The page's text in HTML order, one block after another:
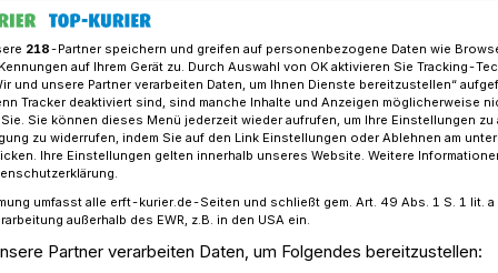
Krippenaufbau in der Klosterbasilika Knechtsteden
abgeschlossen
218-Partner speichern und greifen auf personenbezogene Daten wie
auf Ihrem Gerät zu. Durch Auswahl von OK aktivieren Sie Tracking-
und unsere Partner verarbeiten Daten, um Ihnen Dienste bereitzustellen“
Tracker deaktiviert sind, sind manche Inhalte und Anzeigen möglicherweise
Sie können dieses Menü jederzeit wieder aufrufen, um Ihre Einstellungen zu
zu widerrufen, indem Sie auf den Link Einstellungen oder Ablehnen am
Ihre Einstellungen gelten innerhalb unseres Website. Weitere
umfasst alle erft-kurier.de-Seiten und schließt gem. Art. 49 Abs. 1 S. 1 lit. a
außerhalb des EWR, z.B. in den USA ein.
Partner verarbeiten Daten, um Folgendes bereitzustellen: